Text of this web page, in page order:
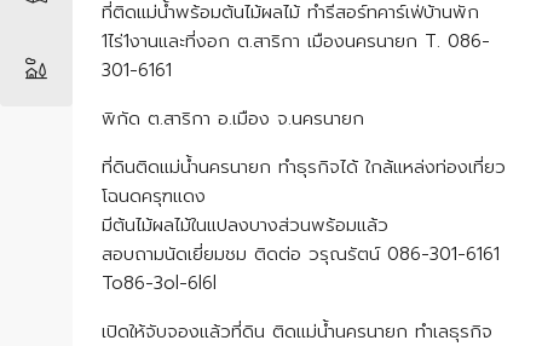
ที่ติดแม่น้ำพร้อมต้นไม้ผลไม้ ทำรีสอร์ทคาร์เฟ่บ้านพัก
1ไร่1งานและที่งอก ต.สาริกา เมืองนครนายก T. 086-
301-6161
พิกัด ต.สาริกา อ.เมือง จ.นครนายก
ที่ดินติดแม่น้ำนครนายก ทำธุรกิจได้ ใกล้แหล่งท่องเที่ยว
โฉนดครุฑแดง
มีต้นไม้ผลไม้ในแปลงบางส่วนพร้อมแล้ว
สอบถามนัดเยี่ยมชม ติดต่อ วรุณรัตน์ 086-301-6161
To86-3ol-6l6l
เปิดให้จับจองแล้วที่ดิน ติดแม่น้ำนครนายก ทำเลธุรกิจ